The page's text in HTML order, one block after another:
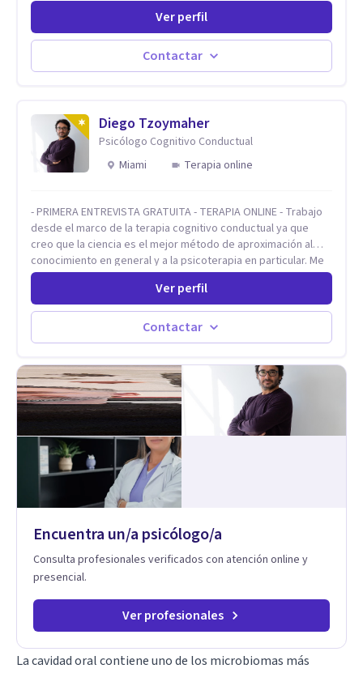
privada. Utilizo terapias cognitivas conductuales basadas en
evidencia científica con comprobados resultados. Los
objetivos terapéuticos están centrados en brindar
herramientas concretas para el cambio, que permitan
desarrollar nuevas habilidades y estrategias basadas en la
Ver perfil
Contactar
Diego Tzoymaher
Psicólogo Cognitivo Conductual
Miami
Terapia online
- PRIMERA ENTREVISTA GRATUITA - TERAPIA ONLINE - Trabajo
desde el marco de la terapia cognitivo conductual ya que
creo que la ciencia es el mejor método de aproximación al
conocimiento en general y a la psicoterapia en particular. Me
interesan los procesos de cambio conductual por los que una
persona pueda alcanzar sus objetivos, transitando,
aceptando y modificando sus patrones cognitivos y
emocionales. Abordo patologías específicas como trastornos
de ansiedad y del ánimo, y también crisis vitales y procesos
Ver perfil
Contactar
Encuentra un/a psicólogo/a
Consulta profesionales verificados con atención online y
presencial.
Ver profesionales
La cavidad oral contiene uno de los microbiomas más